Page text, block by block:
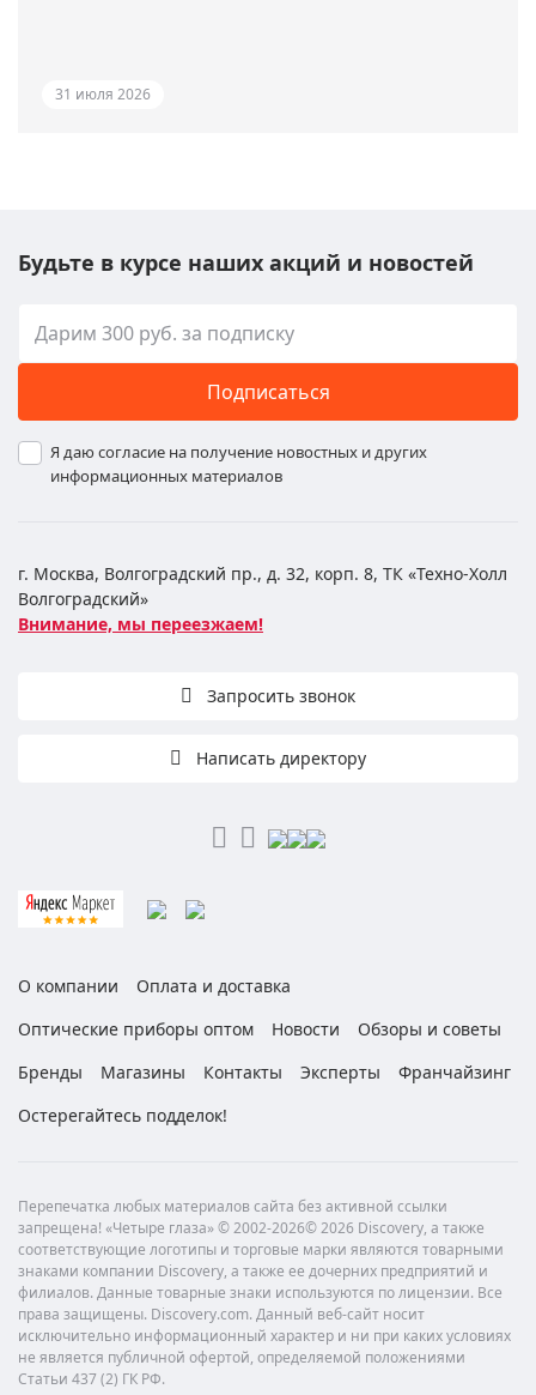
31 июля 2026
Будьте в курсе наших акций и новостей
Подписаться
Я даю согласие на получение новостных и других
информационных материалов
г. Москва, Волгоградский пр., д. 32, корп. 8, ТК «Техно-Холл
Волгоградский»
Внимание, мы переезжаем!
Запросить звонок
Написать директору
О компании
Оплата и доставка
Оптические приборы оптом
Новости
Обзоры и советы
Бренды
Магазины Контакты Эксперты
Франчайзинг
Остерегайтесь подделок!
Перепечатка любых материалов сайта без активной ссылки
запрещена! «Четыре глаза» © 2002-2026© 2026 Discovery, а также
соответствующие логотипы и торговые марки являются товарными
знаками компании Discovery, а также ее дочерних предприятий и
филиалов. Данные товарные знаки используются по лицензии. Все
права защищены. Discovery.com. Данный веб-сайт носит
исключительно информационный характер и ни при каких условиях
не является публичной офертой, определяемой положениями
Статьи 437 (2) ГК РФ.